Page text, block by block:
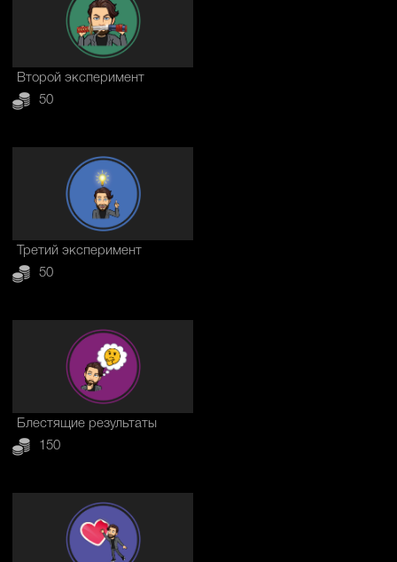
Второй эксперимент
50
Третий эксперимент
50
Блестящие результаты
150